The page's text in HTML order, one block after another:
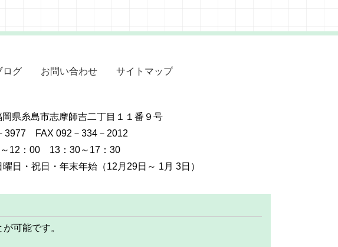
ログ お問い合わせ サイトマップ
県糸島市志摩師吉二丁目１１番９号
3977 FAX 092－334－2012
12：00 13：30～17：30
日・祝日・年末年始（12月29日～ 1月 3日）
可能です。